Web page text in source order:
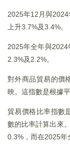
2025年12月與
上升3.7%及3.4%。
2025年全年與
2.3%及2.2%。
對外商品貿易的價
映。這指數是根據
貿易價格比率指數
數的比率計算出來
0.3%，而在2025年